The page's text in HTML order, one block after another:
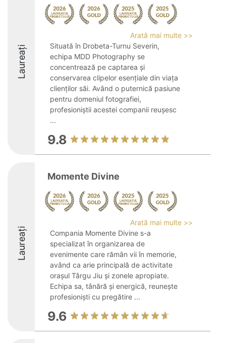
Laureați
Arată mai multe >>
Situată în Drobeta-Turnu Severin,
echipa MDD Photography se
concentrează pe captarea și
conservarea clipelor esențiale din viața
clienților săi. Având o puternică pasiune
pentru domeniul fotografiei,
profesioniștii acestei companii reușesc
...
9.8
Laureați
Momente Divine
Arată mai multe >>
Compania Momente Divine s-a
specializat în organizarea de
evenimente care rămân vii în memorie,
având ca arie principală de activitate
orașul Târgu Jiu și zonele apropiate.
Echipa sa, tânără și energică, reunește
profesioniști cu pregătire ...
9.6